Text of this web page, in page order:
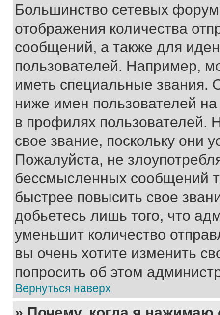
Большинство сетевых
отображения количества
сообщений, а также для
пользователей. Например,
иметь специальные звания.
ниже имен пользователей
в профилях
свое звание, поскольку они
Пожалуйста, не
бессмысленных сообщений
быстрее повысить свое
добьетесь лишь того, что
уменьшит количество
вы очень хотите изменить
попросить об этом
Вернуться наверх